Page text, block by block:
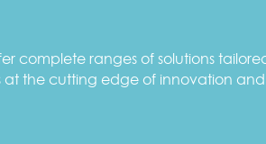
complete ranges of solutions
at the cutting edge of innovation and